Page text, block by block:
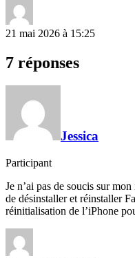
21 mai 2026 à 15:25
7 réponses
Jessica
Participant
Je n’ai pas de soucis sur
de désinstaller et réinstaller
réinitialisation de l’iPhone